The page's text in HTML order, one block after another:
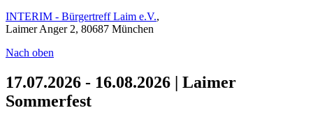
INTERIM - Bürgertreff Laim e.V.,
Laimer Anger 2, 80687 München
Nach oben
17.07.2026 - 16.08.2026 | Laimer
Sommerfest